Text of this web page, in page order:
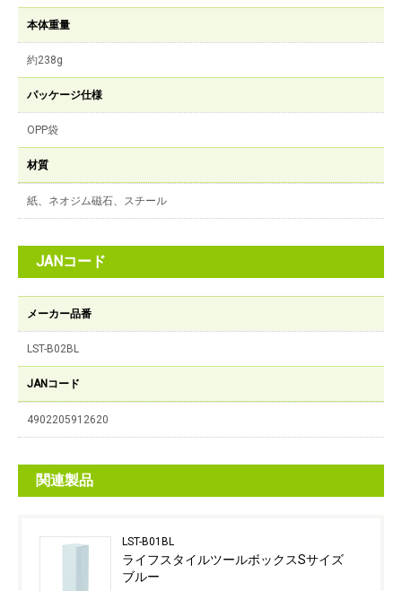
本体重量
約238g
パッケージ仕様
OPP袋
材質
紙、ネオジム磁石、スチール
JANコード
メーカー品番
LST-B02BL
JANコード
4902205912620
関連製品
LST-B01BL
ライフスタイルツールボックスSサイズ
ブルー